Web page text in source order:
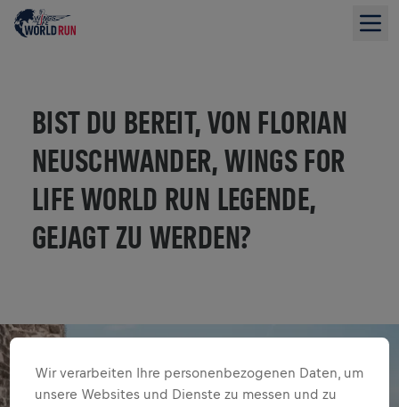
BIST DU BEREIT, VON FLORIAN
NEUSCHWANDER, WINGS FOR
LIFE WORLD RUN LEGENDE,
GEJAGT ZU WERDEN?
Wir verarbeiten Ihre personenbezogenen Daten, um
unsere Websites und Dienste zu messen und zu